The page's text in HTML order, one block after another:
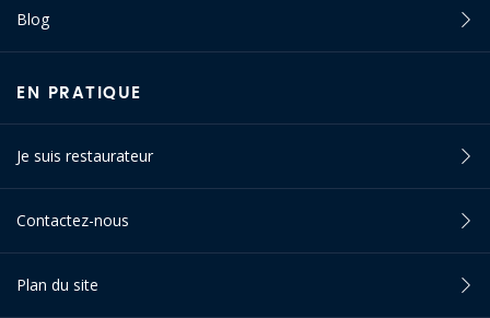
Blog
EN PRATIQUE
Je suis restaurateur
Contactez-nous
Plan du site